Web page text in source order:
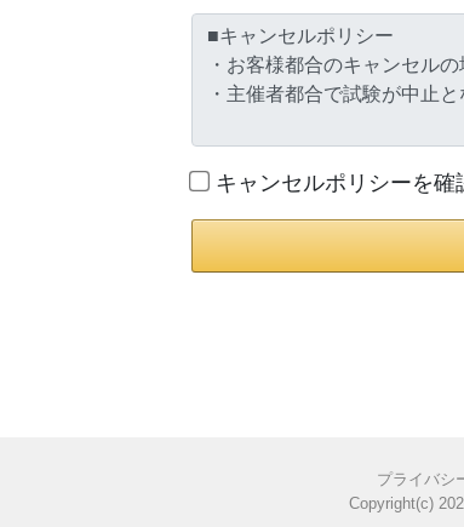
キャンセルポリシーを確
プライバシ
Copyright(c)